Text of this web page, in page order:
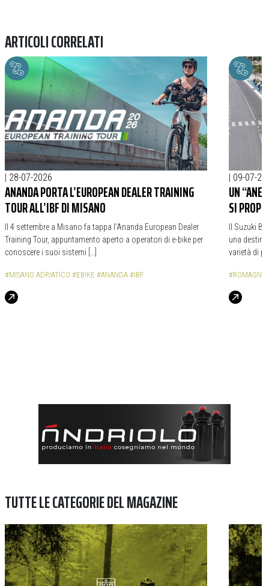
ARTICOLI CORRELATI
| 28-07-2026
ANANDA PORTA L’EUROPEAN DEALER TRAINING
TOUR ALL’IBF DI MISANO
Il 4 settembre a Misano fa tappa l’Ananda European Dealer
Training Tour, appuntamento aperto a operatori di e-bike per
conoscere i suoi sistemi […]
#MISANO ADRIATICO #EBIKE #ANANDA #IBF
| 09-07-
UN
SI
Il Suzuki
una
varietà di
#ROMAGNA
TUTTE LE CATEGORIE DEL MAGAZINE